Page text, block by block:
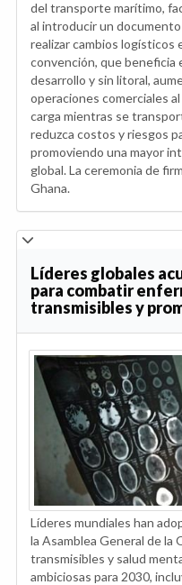
del transporte marítimo,
al introducir un
realizar cambios logísticos
convención, que beneficia
desarrollo y sin litoral,
operaciones comerciales
carga mientras se
reduzca costos y riesgos
promoviendo una mayor
global. La ceremonia de
Ghana.
Líderes globales
para combatir
transmisibles y
Líderes mundiales han
la Asamblea General de la
transmisibles y salud
ambiciosas para 2030,